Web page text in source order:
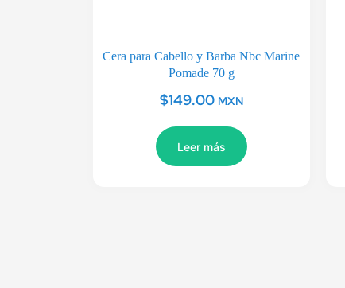
Cera para Cabello y Barba Nbc Marine
Pomade 70 g
$149.00 MXN
Leer más